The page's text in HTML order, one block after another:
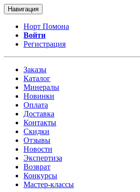
Навигация
Норт Помона
Войти
Регистрация
Заказы
Каталог
Минералы
Новинки
Оплата
Доставка
Контакты
Скидки
Отзывы
Новости
Экспертиза
Возврат
Конкурсы
Мастер-классы